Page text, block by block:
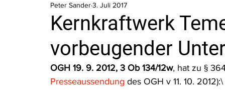
Beihilfen und Förderungen
Luftreinhalterecht Naturschutzrecht
(Umwelt-)Strafrecht Tierschutzrecht
Kernkraftwerk
vorbeugender
Peter Sander3. Juli 2017
OGH 19. 9. 2012, 3 Ob 134/12w, hat zu §
Presseaussendung des OGH v 11. 10. 2012):\